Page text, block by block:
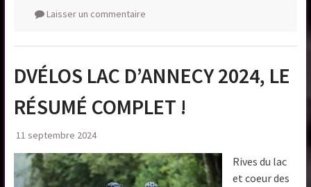
Laisser un commentaire
DVÉLOS LAC D’ANNECY 2024, LE
RÉSUMÉ COMPLET !
11 septembre 2024
Rives du lac
et coeur des